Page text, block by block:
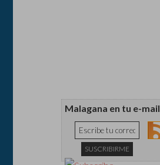
Malagana en tu e-mail